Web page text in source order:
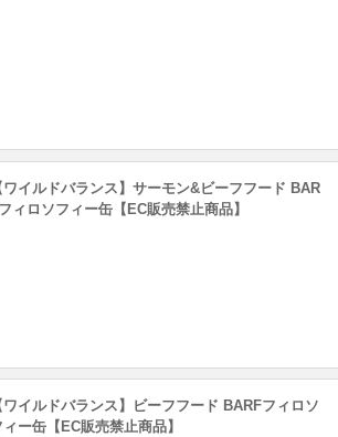
ワイルドバランス】サーモン&ビーフフード BAR
ィロソフィー缶【EC販売禁止商品】
ワイルドバランス】ビーフフード BARFフィロソ
ィー缶【EC販売禁止商品】